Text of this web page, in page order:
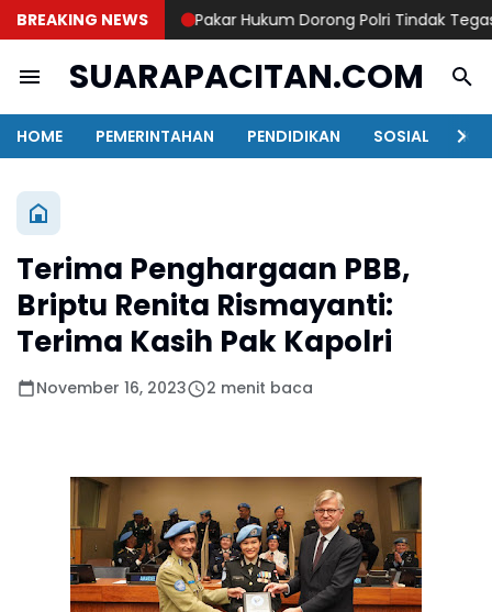
BREAKING NEWSPakar Hukum Dorong Polri Tindak Tegas
SUARAPACITAN.COM
HOME PEMERINTAHAN PENDIDIKAN SOSIAL
Terima Penghargaan PBB,
Briptu Renita Rismayanti:
Terima Kasih Pak Kapolri
November 16, 2023 2 menit baca